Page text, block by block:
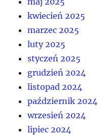
kwiecień 2025
marzec 2025
luty 2025
styczeń 2025
grudzień 2024
listopad 2024
październik 2024
wrzesień 2024
lipiec 2024